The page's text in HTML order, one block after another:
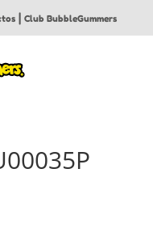
|Club BubbleGummers